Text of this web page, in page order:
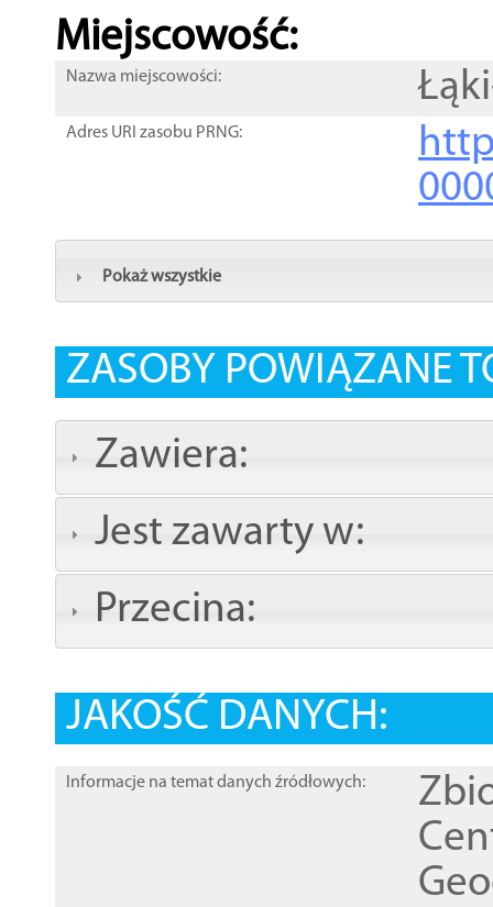
Miejscowość:
Nazwa miejscowości:
Adres URI zasobu PRNG:
Pokaż wszystkie
ZASOBY POWIĄZANE
Zawiera:
Jest zawarty w:
Przecina:
JAKOŚĆ DANYCH:
Informacje na temat danych źródłowych: